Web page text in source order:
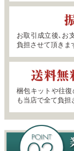
お取引成立後､お
負担させて頂きま
梱包キットや往
も当店で全て負担